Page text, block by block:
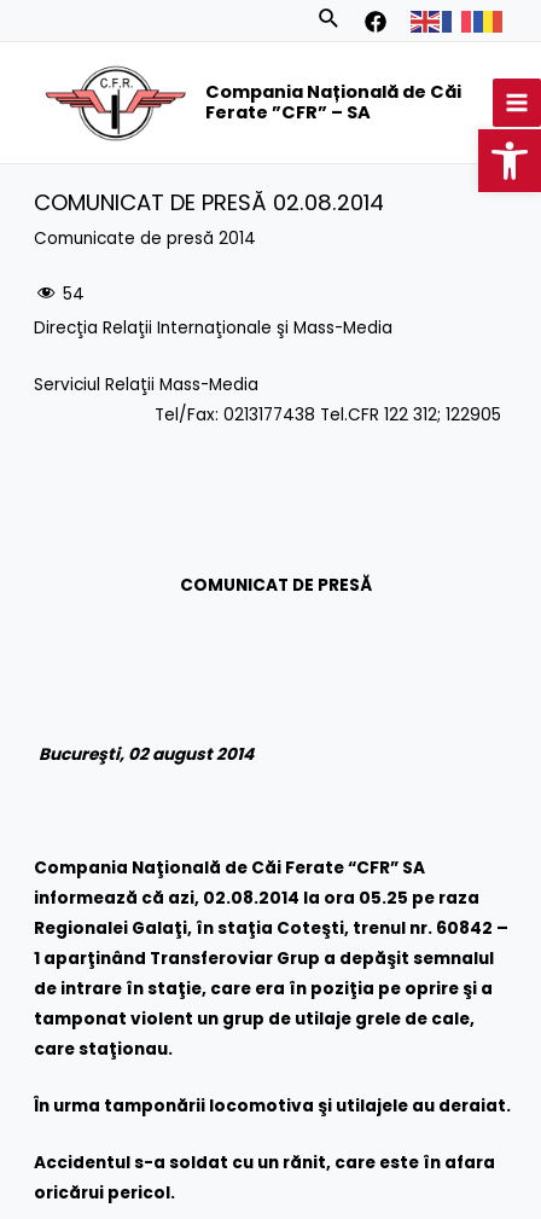
Search
Compania Națională de Căi
Ferate ”CFR” – SA
COMUNICAT DE PRESĂ 02.08.2014
Comunicate de presă 2014
54
Direcţia Relaţii Internaţionale şi Mass-Media
Serviciul Relaţii Mass-Media
Tel/Fax: 0213177438 Tel.CFR 122 312; 122905
COMUNICAT DE PRESĂ
Bucureşti, 02 august 2014
Compania Naţională de Căi Ferate “CFR” SA
informează că azi, 02.08.2014 la ora 05.25 pe raza
Regionalei Galaţi, în staţia Coteşti, trenul nr. 60842 –
1 aparţinând Transferoviar Grup a depăşit semnalul
de intrare în staţie, care era în poziţia pe oprire şi a
tamponat violent un grup de utilaje grele de cale,
care staţionau.
În urma tamponării locomotiva şi utilajele au deraiat.
Accidentul s-a soldat cu un rănit, care este în afara
oricărui pericol.